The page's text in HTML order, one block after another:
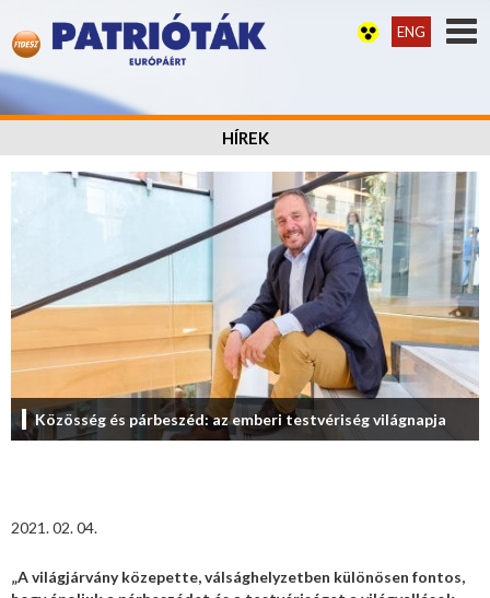
ENG
HÍREK
Közösség és párbeszéd: az emberi testvériség világnapja
2021. 02. 04.
„A világjárvány közepette, válsághelyzetben különösen fontos,